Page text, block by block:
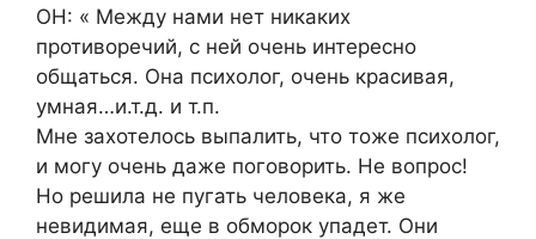
ОН: « Между нами нет никаких
противоречий, с ней очень интересно
общаться. Она психолог, очень красивая,
умная…и.т.д. и т.п.
Мне захотелось выпалить, что тоже психолог,
и могу очень даже поговорить. Не вопрос!
Но решила не пугать человека, я же
невидимая, еще в обморок упадет. Они